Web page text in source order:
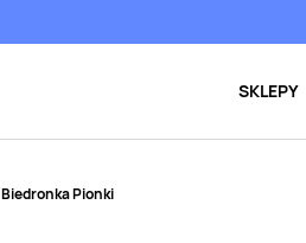
SKLEPY
Biedronka Pionki